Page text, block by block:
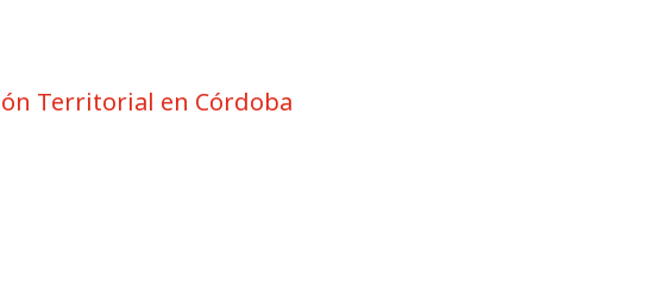
Territorial en Córdoba